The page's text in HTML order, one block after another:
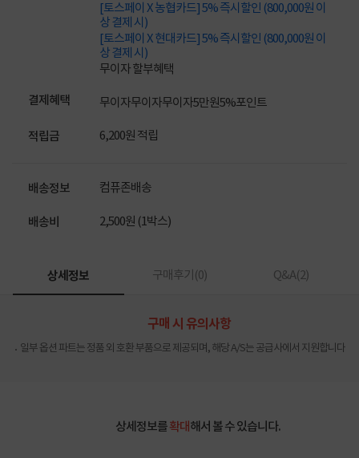
[토스페이 X 농협카드] 5% 즉시할인 (800,000원 이
상 결제 시)
[토스페이 X 현대카드] 5% 즉시할인 (800,000원 이
상 결제 시)
무이자 할부혜택
결제혜택 무이자무이자무이자5만원5%포인트
적립금 6,200원 적립
배송정보 컴퓨존배송
배송비 2,500원 (1박스)
상세정보 구매후기(0) Q&A(2)
구매 시 유의사항
일부 옵션 파트는 정품 외 호환 부품으로 제공되며, 해당 A/S는 공급사에서 지원합니다
상세정보를확대해서 볼 수 있습니다.